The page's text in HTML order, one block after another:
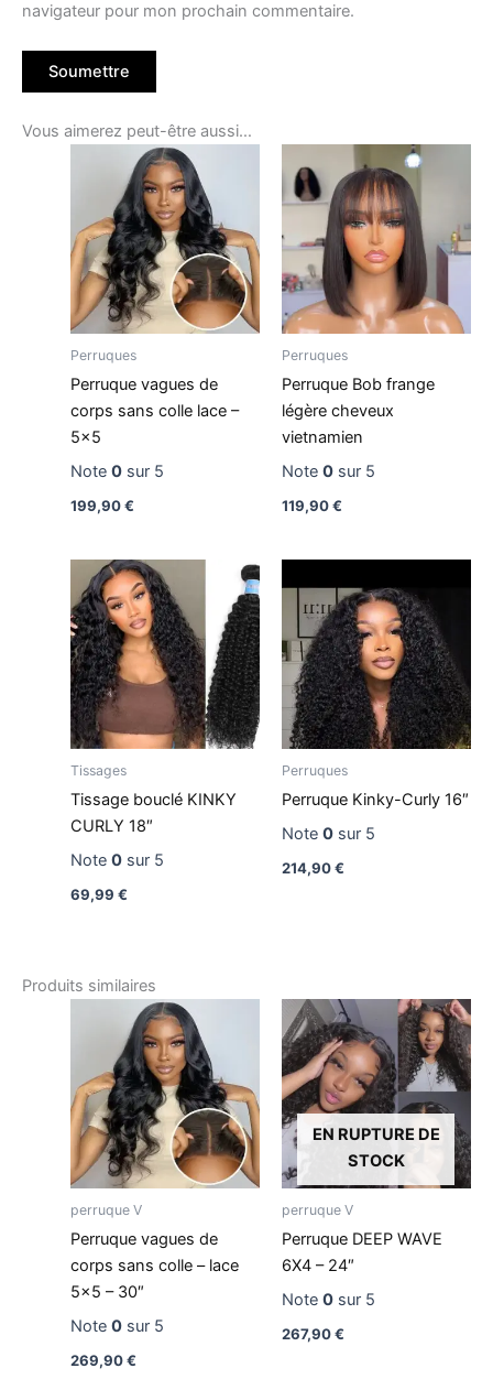
navigateur pour mon prochain commentaire.
Vous aimerez peut-être aussi…
Perruques
Perruque vagues de
corps sans colle lace –
5×5
Note 0sur 5
199,90€
Perruques
Perruque Bob frange
légère cheveux
vietnamien
Note 0sur 5
119,90€
Tissages
Tissage bouclé KINKY
CURLY 18″
Note 0sur 5
69,99 €
Perruques
Perruque Kinky-Curly 16″
Note 0sur 5
214,90€
Produits similaires
perruque V
Perruque vagues de
corps sans colle – lace
5×5 – 30″
Note 0sur 5
269,90€
EN RUPTURE DE
STOCK
perruque V
Perruque DEEP WAVE
6X4 – 24″
Note 0sur 5
267,90€